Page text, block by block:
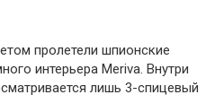
пролетели шпионские
интерьера Meriva. Внутри
лишь 3-спицевый